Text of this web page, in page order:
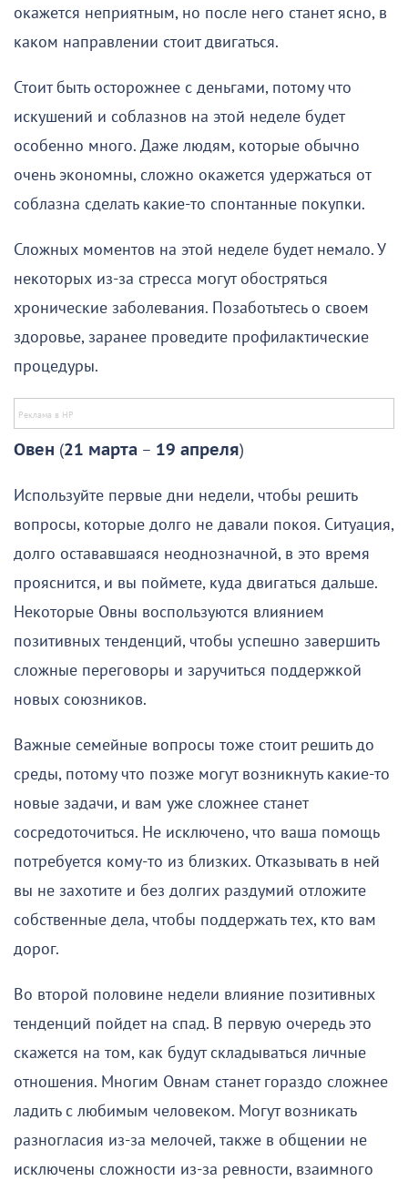
окажется неприятным, но после него станет ясно, в
каком направлении стоит двигаться.
Стоит быть осторожнее с деньгами, потому что
искушений и соблазнов на этой неделе будет
особенно много. Даже людям, которые обычно
очень экономны, сложно окажется удержаться от
соблазна сделать какие-то спонтанные покупки.
Сложных моментов на этой неделе будет немало. У
некоторых из-за стресса могут обостряться
хронические заболевания. Позаботьтесь о своем
здоровье, заранее проведите профилактические
процедуры.
Овен (21 марта – 19 апреля)
Используйте первые дни недели, чтобы решить
вопросы, которые долго не давали покоя. Ситуация,
долго остававшаяся неоднозначной, в это время
прояснится, и вы поймете, куда двигаться дальше.
Некоторые Овны воспользуются влиянием
позитивных тенденций, чтобы успешно завершить
сложные переговоры и заручиться поддержкой
новых союзников.
Важные семейные вопросы тоже стоит решить до
среды, потому что позже могут возникнуть какие-то
новые задачи, и вам уже сложнее станет
сосредоточиться. Не исключено, что ваша помощь
потребуется кому-то из близких. Отказывать в ней
вы не захотите и без долгих раздумий отложите
собственные дела, чтобы поддержать тех, кто вам
дорог.
Во второй половине недели влияние позитивных
тенденций пойдет на спад. В первую очередь это
скажется на том, как будут складываться личные
отношения. Многим Овнам станет гораздо сложнее
ладить с любимым человеком. Могут возникать
разногласия из-за мелочей, также в общении не
исключены сложности из-за ревности, взаимного